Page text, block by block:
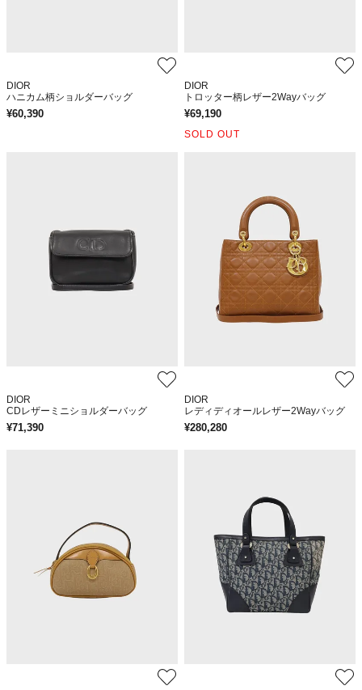
DIOR
ハニカム柄ショルダーバッグ
¥60,390
DIOR
トロッター柄レザー2Wayバッグ
¥69,190
SOLD OUT
DIOR
CDレザーミニショルダーバッグ
¥71,390
DIOR
レディディオールレザー2Wayバッグ
¥280,280